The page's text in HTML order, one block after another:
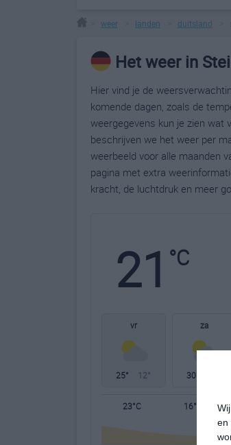
en
weer landen duitsland
Het weer in
Hier vind je de
komende dagen, zoals de
weergegevens kun je zien wat
beschrijven we het weer per
weerbeeld voor alle maanden
pagina met extra
kracht, de luchtdruk en meer
21 °C
vr
25° 12°
za
30°
23°C 16°C